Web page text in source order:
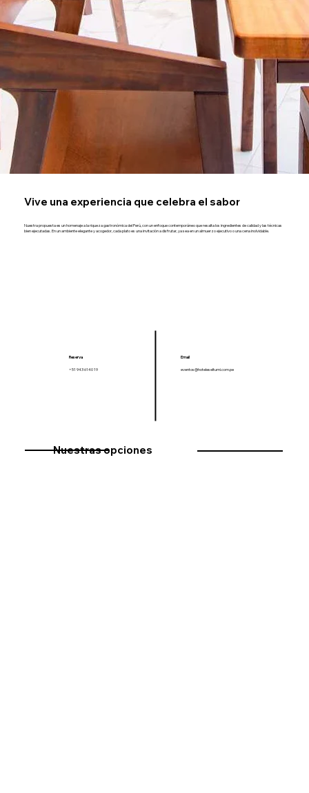
Vive una experiencia que celebra el sabor
Nuestra propuesta es un homenaje a la riqueza gastronómica del Perú, con un enfoque contemporáneo que resalta los ingredientes de calidad y las técnicas
bien ejecutadas. En un ambiente elegante y acogedor, cada plato es una invitación a disfrutar, ya sea en un almuerzo ejecutivo o una cena inolvidable.
Reserva
+51 943 6140 19
Email
eventos@hoteleseltumi.com.pe
Nuestras opciones